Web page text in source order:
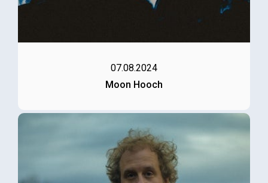
07.08.2024
Moon Hooch